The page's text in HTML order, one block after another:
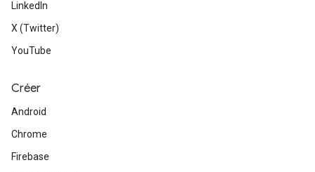
LinkedIn
X (Twitter)
YouTube
Créer
Android
Chrome
Firebase